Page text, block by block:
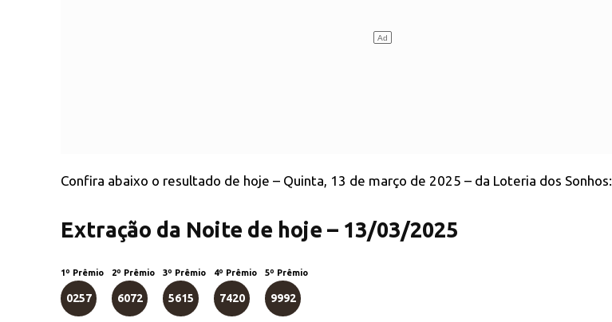
Confira abaixo o resultado de hoje – Quinta, 13 de março de 2025 – da Loteria dos Sonhos:
Extração da Noite de hoje – 13/03/2025
1º Prêmio
0257
2º Prêmio
6072
3º Prêmio
5615
4º Prêmio
7420
5º Prêmio
9992